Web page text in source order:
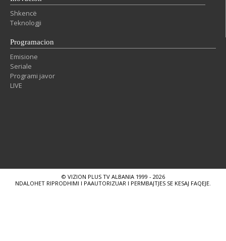
Shkencë
Teknologji
Programacion
Emisione
Seriale
Programi javor
LIVE
© VIZION PLUS TV ALBANIA 1999 - 2026
NDALOHET RIPRODHIMI I PAAUTORIZUAR I PERMBAJTJES SE KESAJ FAQEJE.